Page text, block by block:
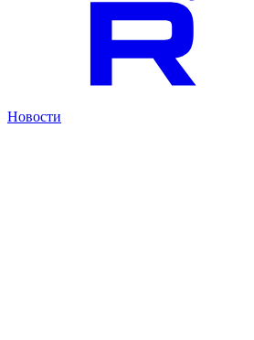
Новости